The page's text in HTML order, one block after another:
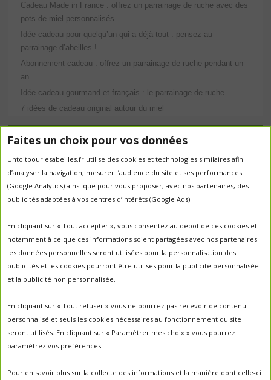
Faites un choix pour vos données
Untoitpourlesabeilles.fr utilise des cookies et technologies similaires afin
d’analyser la navigation, mesurer l’audience du site et ses performances
(Google Analytics) ainsi que pour vous proposer, avec nos partenaires, des
publicités adaptées à vos centres d’intérêts (Google Ads).
En cliquant sur « Tout accepter », vous consentez au dépôt de ces cookies et
notamment à ce que ces informations soient partagées avec nos partenaires :
les données personnelles seront utilisées pour la personnalisation des
publicités et les cookies pourront être utilisés pour la publicité personnalisée
et la publicité non personnalisée.
En cliquant sur « Tout refuser » vous ne pourrez pas recevoir de contenu
personnalisé et seuls les cookies nécessaires au fonctionnement du site
seront utilisés. En cliquant sur « Paramètrer mes choix » vous pourrez
paramétrez vos préférences.
Pour en savoir plus sur la collecte des informations et la manière dont celle-ci
Cadeau Made in France : offrez un parrainage de ruche avec des
pots de miel personnalisés
Idée cadeau pour quelqu’un qui a déjà tout : pensez au
parrainage d’abeilles !
Abonnement cadeau : offrez un parrainage de ruche pendant un
an
Idée cadeau gourmand et français : le parrainage de ruche
7 idées de cadeau original autour du miel
Étiquettes
abeille abeille en danger abeilles animation
apiculteur apiculteurs apiculture apiculture
autrefois biodiversité Chantal Jacquot et Yves Robert
essaimage essaim sauvage fleurs la vie de la
ruche Maroc miel miel; production;abeilles
miel
français
parrainage de ruche
portes ouvertes
rencontre apiculteurs ruche récolte récolte miel
saison2017 saison2018 saison apicole sauvage un
toit pour les abeilles untoitpourlesabeilles
Un Toit Pour Les Abeilles; abeilles; miel